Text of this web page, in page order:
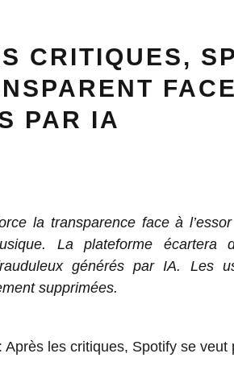
CRITIQUES,
PAR IA
la transparence face à
La plateforme écartera
générés par IA. Les
supprimées.
Après les critiques, Spotify se